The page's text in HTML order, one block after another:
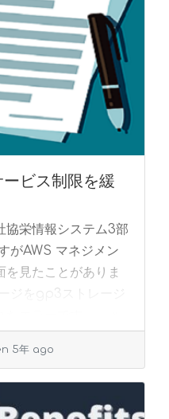
ビス制限を緩
協栄情報システム3部
がAWS マネジメン
を見たことがありま
ジをgp3ストレージ
5年 ago